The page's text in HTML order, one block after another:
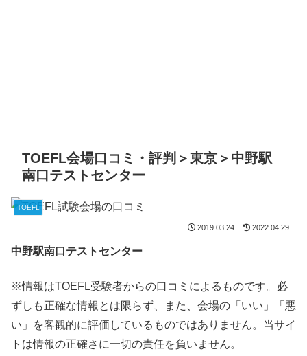
TOEFL会場口コミ・評判＞東京＞中野駅
南口テストセンター
TOEFL
2019.03.24 2022.04.29
中野駅南口テストセンター
※情報はTOEFL受験者からの口コミによるものです。必
ずしも正確な情報とは限らず、また、会場の「いい」「悪
い」を客観的に評価しているものではありません。当サイ
トは情報の正確さに一切の責任を負いません。